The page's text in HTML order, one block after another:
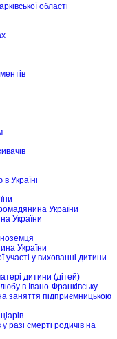
області
Україні
України
України
України
у вихованні дитини
дитини (дітей)
в Івано-Франківську
заняття підприємницькою
разі смерті родичів на